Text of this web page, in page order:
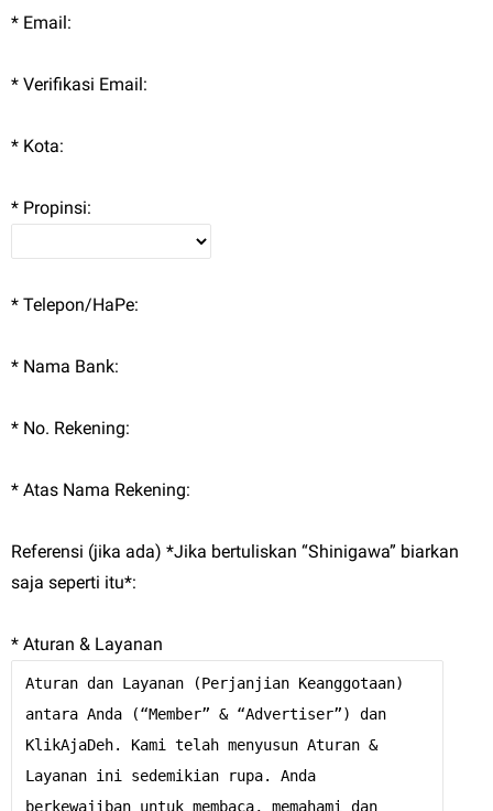
* Email:
* Verifikasi Email:
* Kota:
* Propinsi:
* Telepon/HaPe:
* Nama Bank:
* No. Rekening:
* Atas Nama Rekening:
Referensi (jika ada) *Jika bertuliskan “Shinigawa” biarkan
saja seperti itu*:
* Aturan & Layanan